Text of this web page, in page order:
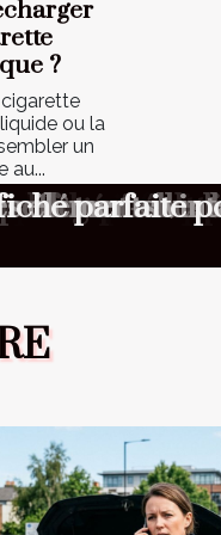
?
ou la
un
au...
quelles
:
à votreparfait
chasse au
longévité de
reflètent-
éléments
parfaite